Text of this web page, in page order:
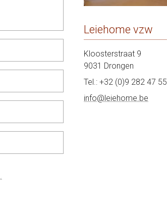
Leiehome vzw
Kloosterstraat 9
9031 Drongen
Tel.: +32 (0)9 282 47 55
info@leiehome.be